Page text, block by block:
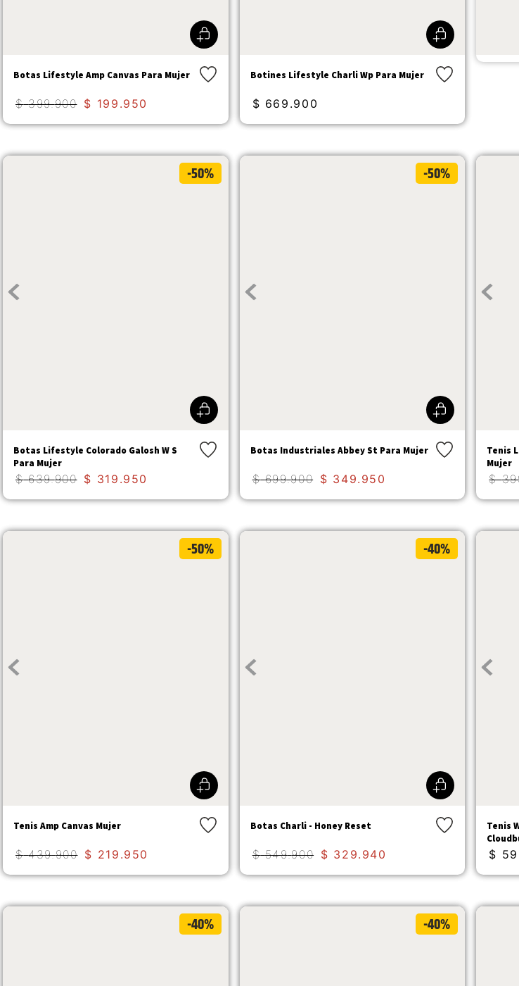
Botas Lifestyle Amp Canvas Para Mujer
$ 399.900 $ 199 .950
Botines Lifestyle Charli Wp Para Mujer
$ 669 .900
-50%
Botas Lifestyle Colorado Galosh W S
Para Mujer
$ 639.900 $ 319 .950
-50%
Botas Industriales Abbey St Para Mujer
$ 699.900 $ 349. 950
Tenis
Mujer
$
-50%
Tenis Amp Canvas Mujer
$ 439.900 $ 219 .950
-40%
Botas Charli - Honey Reset
$ 549.900 $ 329. 940
Tenis
$
-40% -40%